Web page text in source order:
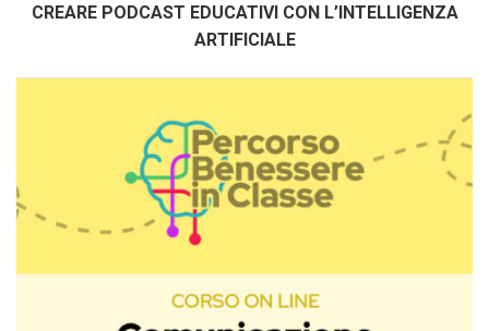
CREARE PODCAST EDUCATIVI CON L’INTELLIGENZA
ARTIFICIALE